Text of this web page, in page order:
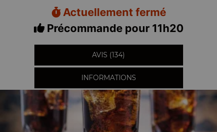
Actuellement fermé
Précommande pour 11h20
AVIS (134)
INFORMATIONS